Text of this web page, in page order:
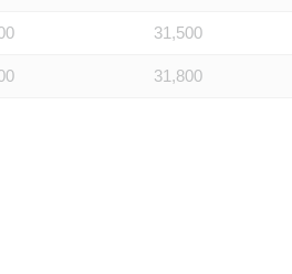
31,500
31,800